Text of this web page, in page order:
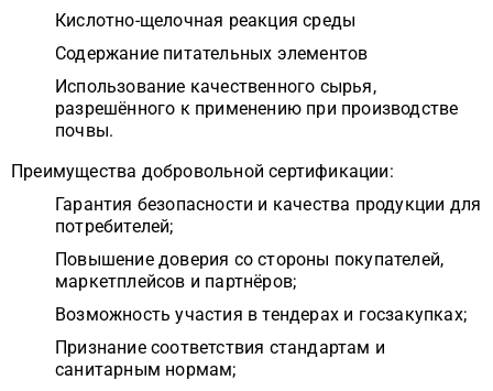
Кислотно-щелочная реакция среды
Содержание питательных элементов
Использование качественного сырья,
разрешённого к применению при производстве
почвы.
Преимущества добровольной сертификации:
Гарантия безопасности и качества продукции для
потребителей;
Повышение доверия со стороны покупателей,
маркетплейсов и партнёров;
Возможность участия в тендерах и госзакупках;
Признание соответствия стандартам и
санитарным нормам;